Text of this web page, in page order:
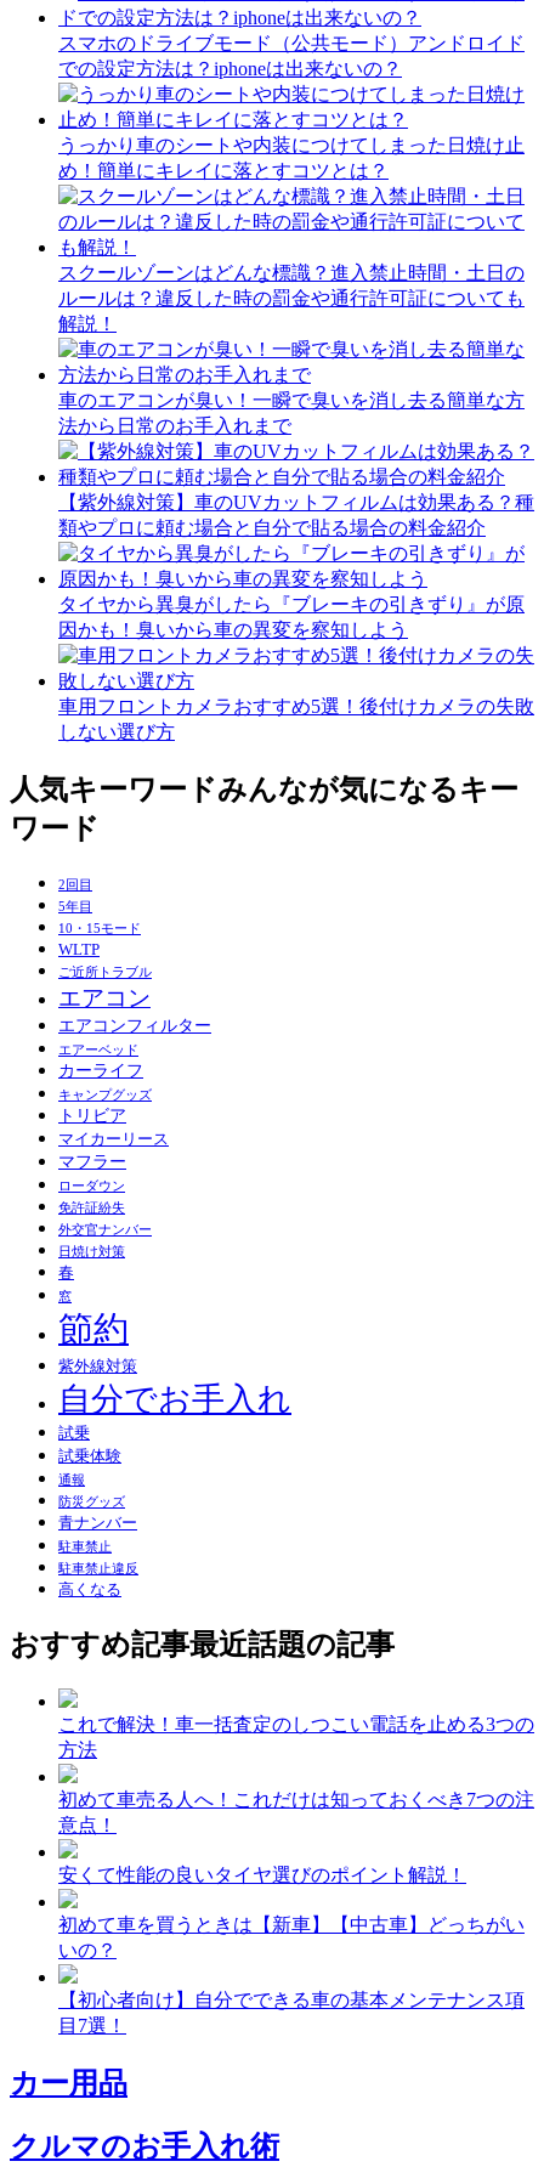
スマホのドライブモード（公共モード）アンドロイド
での設定方法は？iphoneは出来ないの？
うっかり車のシートや内装につけてしまった日焼け止
め！簡単にキレイに落とすコツとは？
スクールゾーンはどんな標識？進入禁止時間・土日の
ルールは？違反した時の罰金や通行許可証についても
解説！
車のエアコンが臭い！一瞬で臭いを消し去る簡単な方
法から日常のお手入れまで
【紫外線対策】車のUVカットフィルムは効果ある？種
類やプロに頼む場合と自分で貼る場合の料金紹介
タイヤから異臭がしたら『ブレーキの引きずり』が原
因かも！臭いから車の異変を察知しよう
車用フロントカメラおすすめ5選！後付けカメラの失敗
しない選び方
人気キーワードみんなが気になるキー
ワード
2回目
5年目
10・15モード
WLTP
ご近所トラブル
エアコン
エアコンフィルター
エアーベッド
カーライフ
キャンプグッズ
トリビア
マイカーリース
マフラー
ローダウン
免許証紛失
外交官ナンバー
日焼け対策
春
窓
節約
紫外線対策
自分でお手入れ
試乗
試乗体験
通報
防災グッズ
青ナンバー
駐車禁止
駐車禁止違反
高くなる
おすすめ記事最近話題の記事
これで解決！車一括査定のしつこい電話を止める3つの
方法
初めて車売る人へ！これだけは知っておくべき7つの注
意点！
安くて性能の良いタイヤ選びのポイント解説！
初めて車を買うときは【新車】【中古車】どっちがい
いの？
【初心者向け】自分でできる車の基本メンテナンス項
目7選！
カー用品
クルマのお手入れ術